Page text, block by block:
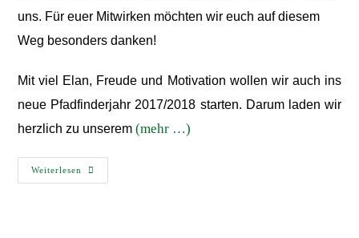
uns. Für euer Mitwirken möchten wir euch auf diesem
Weg besonders danken!
Mit viel Elan, Freude und Motivation wollen wir auch ins
neue Pfadfinderjahr 2017/2018 starten. Darum laden wir
herzlich zu unserem(mehr …)
Weiterlesen